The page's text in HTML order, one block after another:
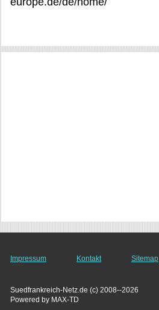
Impressum Kontakt Sitemap
Suedfrankreich-Netz.de (c) 2008--2026
Powered by MAX-TD